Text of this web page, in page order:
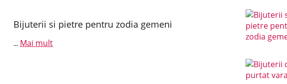
Bijuterii si pietre pentru zodia gemeni
... Mai mult